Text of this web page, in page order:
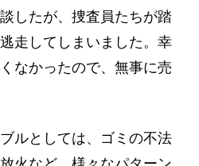
したが、捜査員たちが踏
走してしまいました。幸
なかったので、無事に売
ルとしては、ゴミの不法